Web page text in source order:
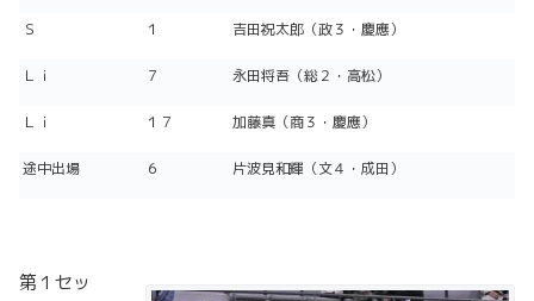
Ｓ １ 吉田祝太郎（政３・慶應）
Ｌｉ ７ 永田将吾（総２・高松）
Ｌｉ １７ 加藤真（商３・慶應）
途中出場 ６ 片波見和輝（文４・成田）
第１セッ